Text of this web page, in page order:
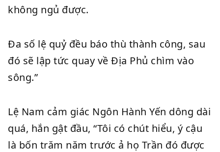
không ngủ được.
Đa số lệ quỷ đều báo thù thành công, sau
đó sẽ lập tức quay về Địa Phủ chìm vào
sông.”
Lệ Nam cảm giác Ngôn Hành Yến dông dài
quá, hắn gật đầu, “Tôi có chút hiểu, ý cậu
là bốn trăm năm trước ả họ Trần đó được